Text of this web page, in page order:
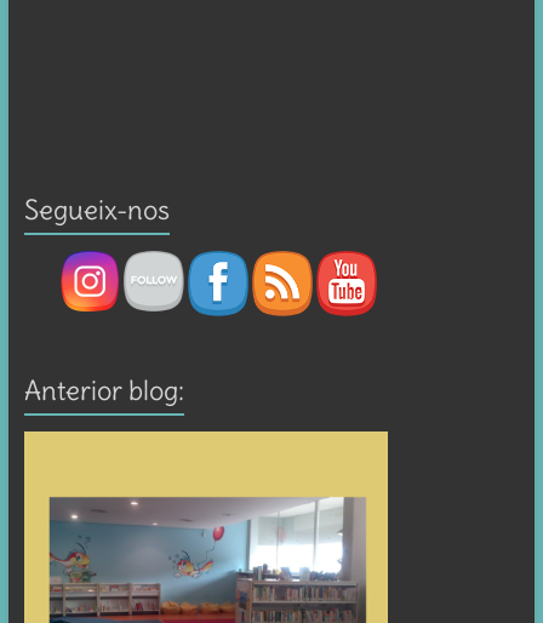
Segueix-nos
Anterior blog: